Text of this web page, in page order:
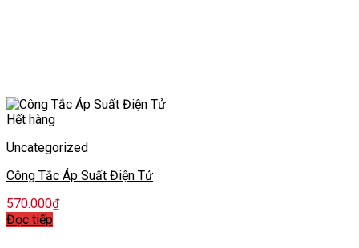
Hết hàng
Uncategorized
Công Tắc Áp Suất Điện Tử
570.000₫
Đọc tiếp